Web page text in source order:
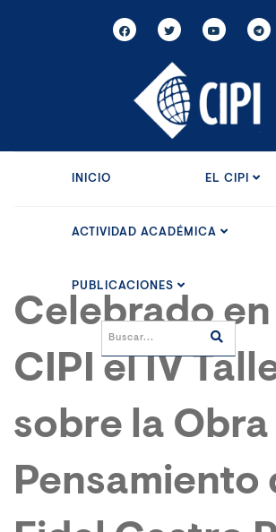
INICIO EL CIPI
ACTIVIDAD ACADÉMICA
PUBLICACIONES
Celebrado en
CIPI el IV
sobre la Obra
Pensamiento